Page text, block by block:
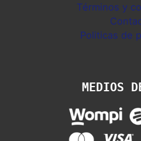
Términos y
Politicas de
MEDIOS